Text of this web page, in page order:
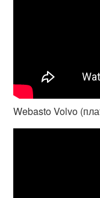
Webasto Volvo